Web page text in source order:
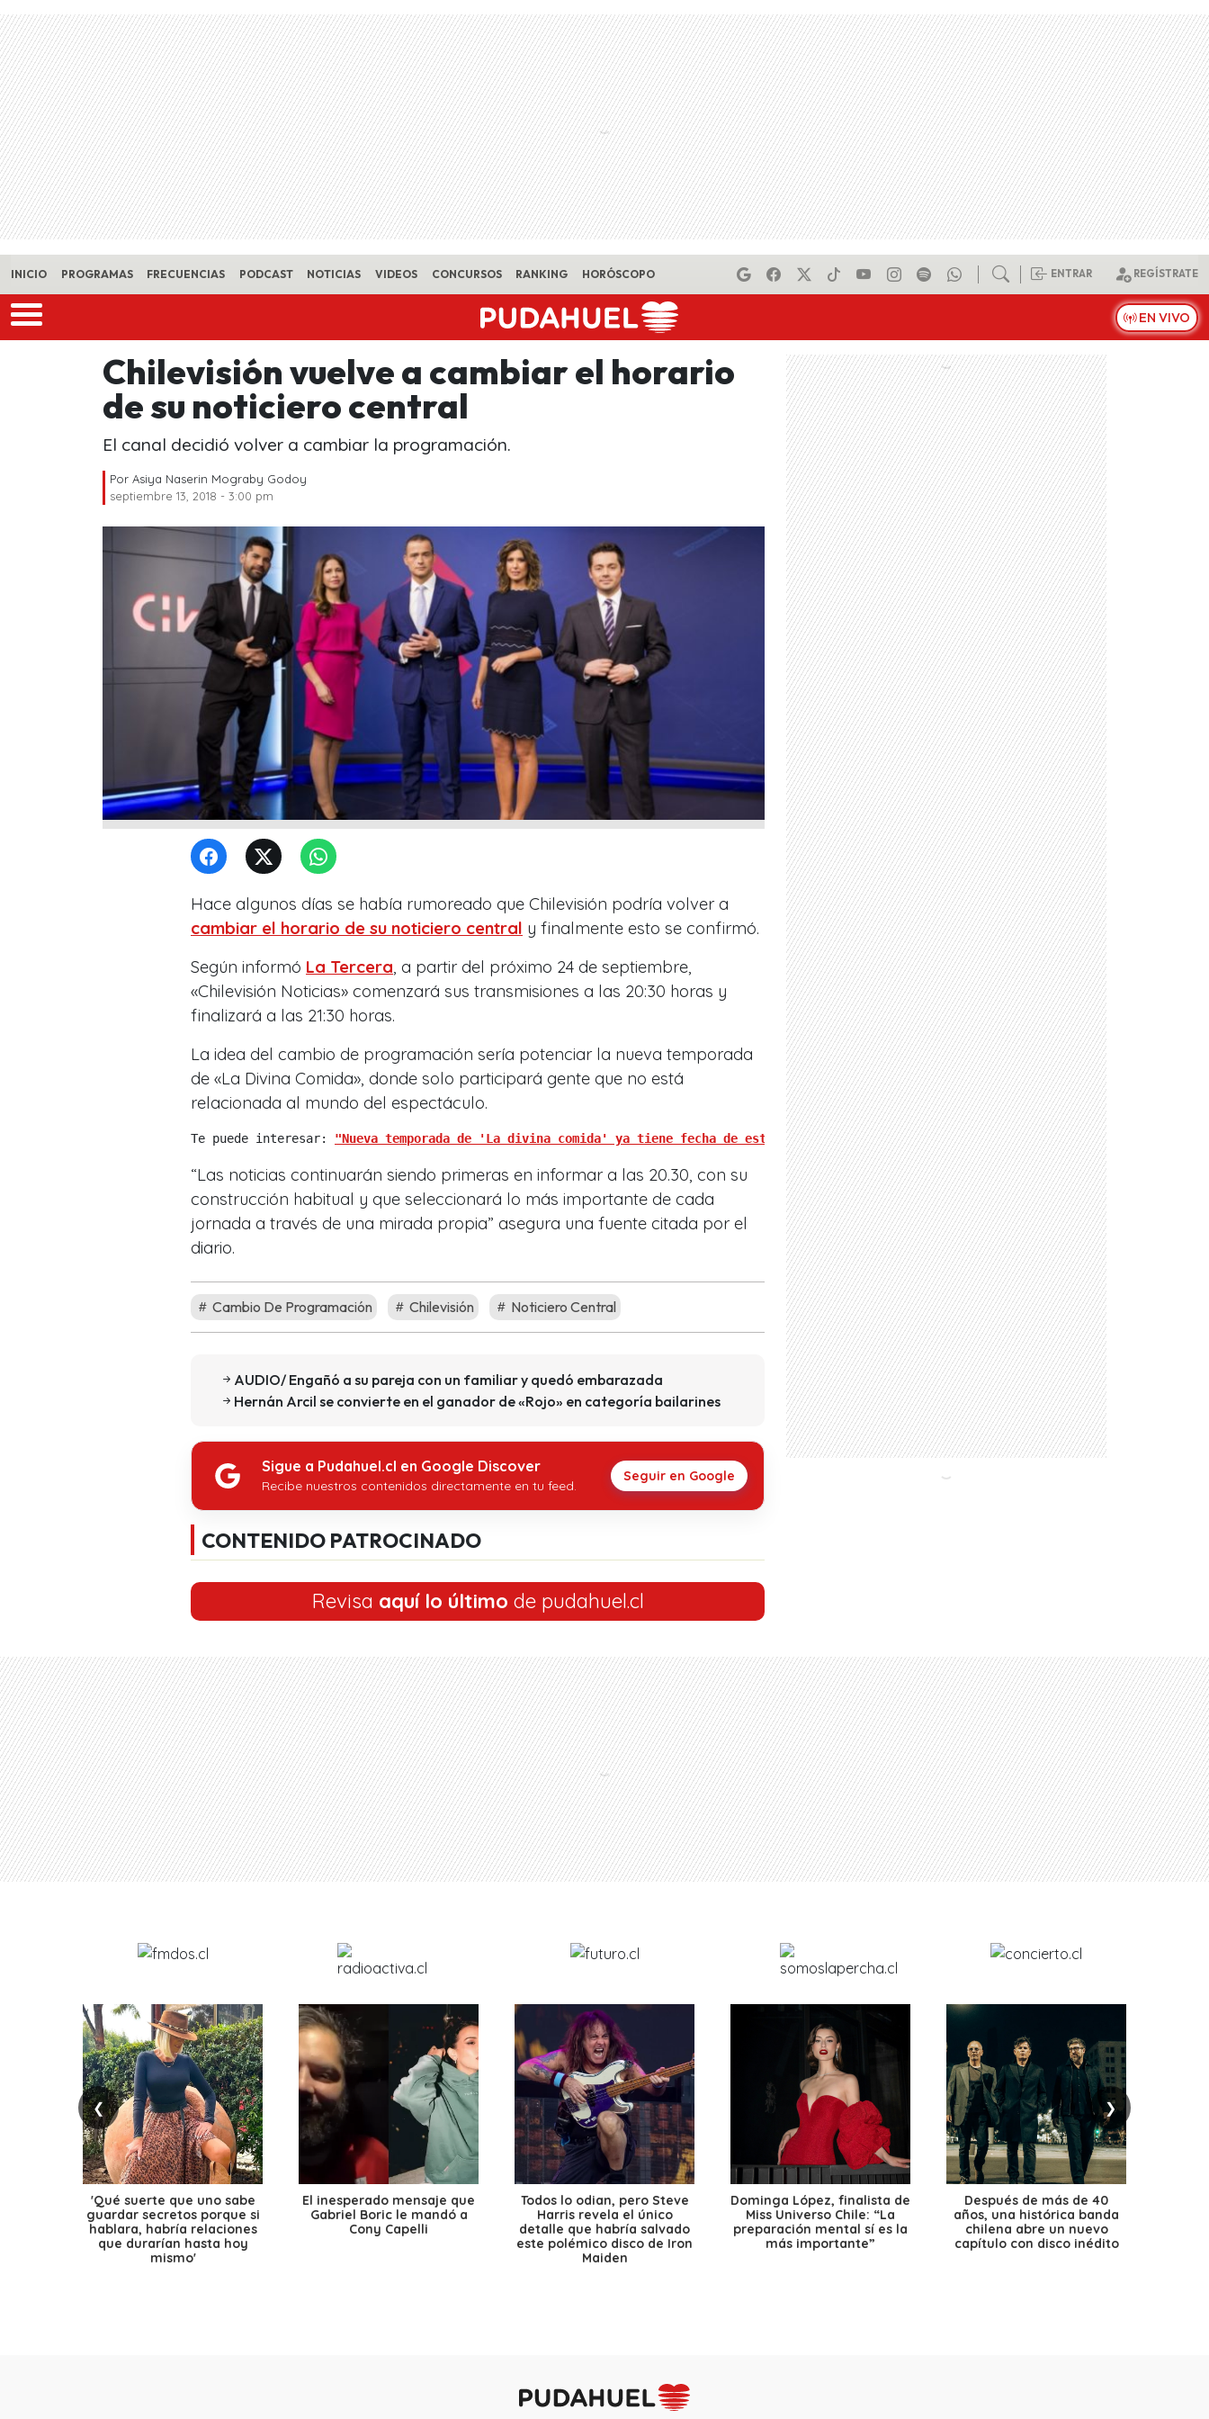
Skip to main content
INICIO PROGRAMAS FRECUENCIAS PODCAST NOTICIAS VIDEOS CONCURSOS RANKING HORÓSCOPO ENTRAR REGÍSTRATE
EN VIVO
Chilevisión vuelve a cambiar el horario
de su noticiero central
El canal decidió volver a cambiar la programación.
Por Asiya Naserin Mograby Godoy
septiembre 13, 2018 - 3:00 pm
Hace algunos días se había rumoreado que Chilevisión podría volver a
cambiar el horario de su noticiero central y finalmente esto se confirmó.
Según informó La Tercera, a partir del próximo 24 de septiembre,
«Chilevisión Noticias» comenzará sus transmisiones a las 20:30 horas y
finalizará a las 21:30 horas.
La idea del cambio de programación sería potenciar la nueva temporada
de «La Divina Comida», donde solo participará gente que no está
relacionada al mundo del espectáculo.
Te puede interesar: "Nueva temporada de 'La divina comida' ya tiene fecha de estreno"
“Las noticias continuarán siendo primeras en informar a las 20.30, con su
construcción habitual y que seleccionará lo más importante de cada
jornada a través de una mirada propia” asegura una fuente citada por el
diario.
Cambio De Programación Chilevisión Noticiero Central
AUDIO/ Engañó a su pareja con un familiar y quedó embarazada
Hernán Arcil se convierte en el ganador de «Rojo» en categoría bailarines
Sigue a Pudahuel.cl en Google Discover
Recibe nuestros contenidos directamente en tu feed.
Seguir en Google
CONTENIDO PATROCINADO
Revisa aquí lo último de pudahuel.cl
❮ ❯
'Qué suerte que uno sabe
guardar secretos porque si
hablara, habría relaciones
que durarían hasta hoy
mismo'
El inesperado mensaje que
Gabriel Boric le mandó a
Cony Capelli
Todos lo odian, pero Steve
Harris revela el único
detalle que habría salvado
este polémico disco de Iron
Maiden
Dominga López, finalista de
Miss Universo Chile: “La
preparación mental sí es la
más importante”
Después de más de 40
años, una histórica banda
chilena abre un nuevo
capítulo con disco inédito